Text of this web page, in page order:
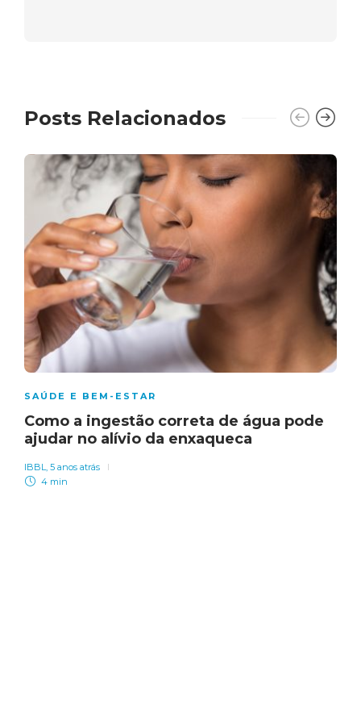
Posts Relacionados
SAÚDE E BEM-ESTAR
Como a ingestão correta de água pode
ajudar no alívio da enxaqueca
IBBL
5 anos atrás
4 min